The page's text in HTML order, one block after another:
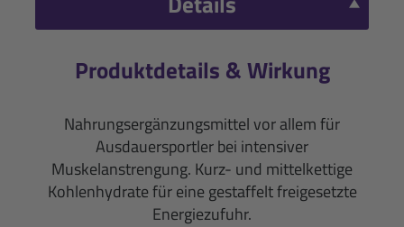
Produktdetails & Wirkung
Nahrungsergänzungsmittel vor allem für
Ausdauersportler bei intensiver
Muskelanstrengung. Kurz- und mittelkettige
Kohlenhydrate für eine gestaffelt freigesetzte
Energiezufuhr.